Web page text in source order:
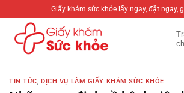
qua
Giấy khám sức khỏe lấy ngay, đặt ngay,
TIN TỨC,DỊCH VỤ LÀM GIẤY KHÁM SỨC KHỎE